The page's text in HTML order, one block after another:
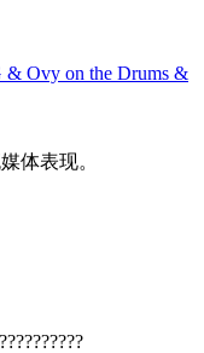
Ovy on the Drums &
体表现。